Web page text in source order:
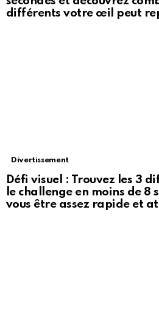
différents votre œil peut
Divertissement
Défi visuel : Trouvez les 3
le challenge en moins de 8
vous être assez rapide et